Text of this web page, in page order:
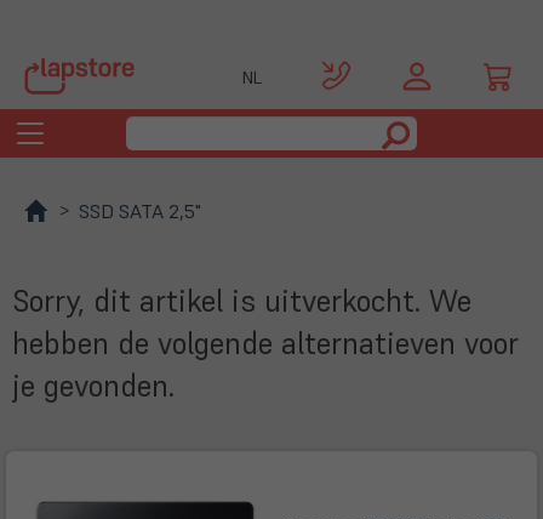
NL
Toggle
navigation
SSD SATA 2,5"
Sorry, dit artikel is uitverkocht. We
hebben de volgende alternatieven voor
je gevonden.